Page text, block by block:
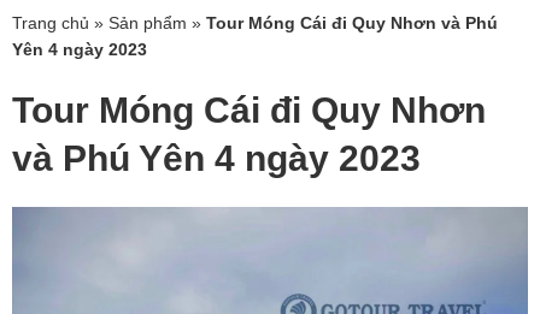
Trang chủ » Sản phẩm » Tour Móng Cái đi Quy Nhơn và Phú
Yên 4 ngày 2023
Tour Móng Cái đi Quy Nhơn
và Phú Yên 4 ngày 2023